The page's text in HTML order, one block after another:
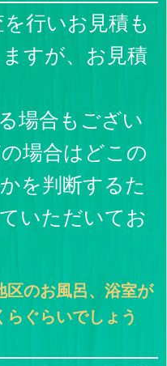
行いお見積も
すが、お見積
場合もござい
場合はどこの
を判断するた
いただいてお
区のお風呂、浴室が
ぐらいでしょう